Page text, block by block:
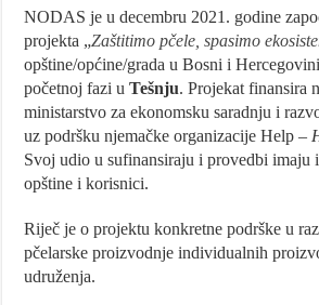
NODAS je u decembru 2021. godine
projekta „Zaštitimo pčele, spasimo
opštine/općine/grada u Bosni i
početnoj fazi uTešnju. Projekat finansira
ministarstvo za ekonomsku saradnju i
uz podršku njemačke organizacije Help –
Svoj udio u sufinansiraju i provedbi imaju
opštine i korisnici.
Riječ je o projektu konkretne podrške u
pčelarske proizvodnje individualnih
udruženja.